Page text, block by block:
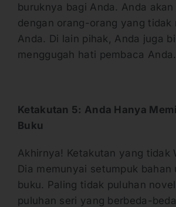
buruknya bagi Anda. Anda
dengan orang-orang yang tidak
Anda. Di lain pihak, Anda juga
menggugah hati pembaca Anda.
Ketakutan 5: Anda Hanya
Buku
Akhirnya! Ketakutan yang tidak
Dia memunyai setumpuk bahan
buku. Paling tidak puluhan
puluhan seri yang berbeda-